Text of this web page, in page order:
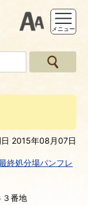
支援ツー
メニュー
2015年08月07日
終処分場パンフレ
番地